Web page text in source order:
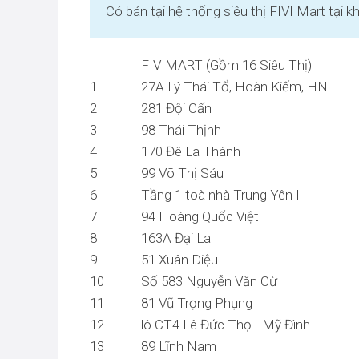
Có bán tại hệ thống siêu thị FIVI Mart tại
FIVIMART (Gồm 16 Siêu Thị)
1
27A Lý Thái Tổ, Hoàn Kiếm, HN
2
281 Đội Cấn
3
98 Thái Thịnh
4
170 Đê La Thành
5
99 Võ Thị Sáu
6
Tầng 1 toà nhà Trung Yên I
7
94 Hoàng Quốc Việt
8
163A Đại La
9
51 Xuân Diệu
10
Số 583 Nguyễn Văn Cừ
11
81 Vũ Trọng Phụng
12
lô CT4 Lê Đức Thọ - Mỹ Đình
13
89 Lĩnh Nam